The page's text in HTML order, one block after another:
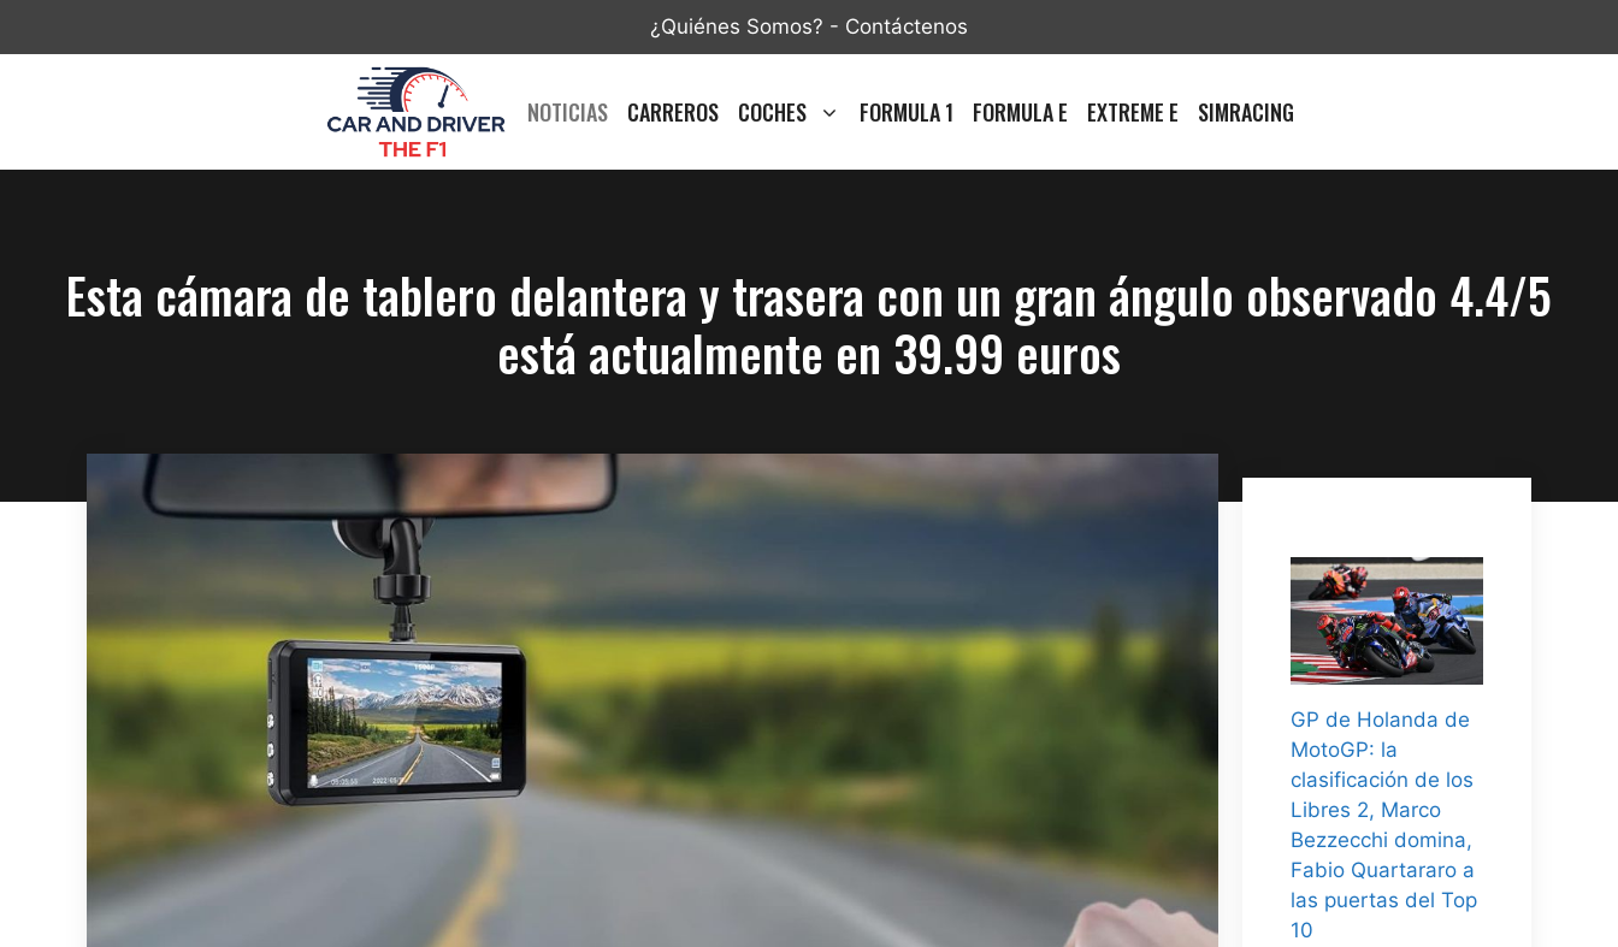
¿Quiénes Somos? - Contáctenos
NOTICIAS CARREROS COCHES FORMULA 1 FORMULA E EXTREME E SIMRACING
Esta cámara de tablero delantera y trasera con un gran ángulo observado 4.4/5
está actualmente en 39.99 euros
GP de Holanda de
MotoGP: la
clasificación de los
Libres 2, Marco
Bezzecchi domina,
Fabio Quartararo a
las puertas del Top
10